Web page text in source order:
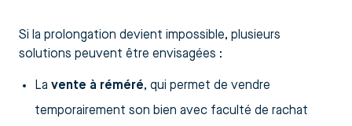
Si la prolongation devient impossible, plusieurs
solutions peuvent être envisagées :
La vente à réméré, qui permet de vendre
temporairement son bien avec faculté de rachat